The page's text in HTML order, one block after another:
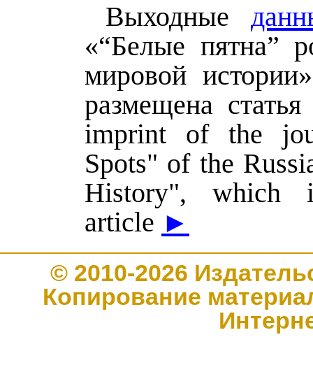
Выходные
«“Белые пятна”
мировой
размещена
imprint of the
Spots" of the
History", which
article ►
© 2010-2026
Копирование